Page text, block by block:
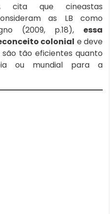
cita que cineastas
as LB como
(2009, p.18), essa
colonial e deve
tão eficientes quanto
ou mundial para a